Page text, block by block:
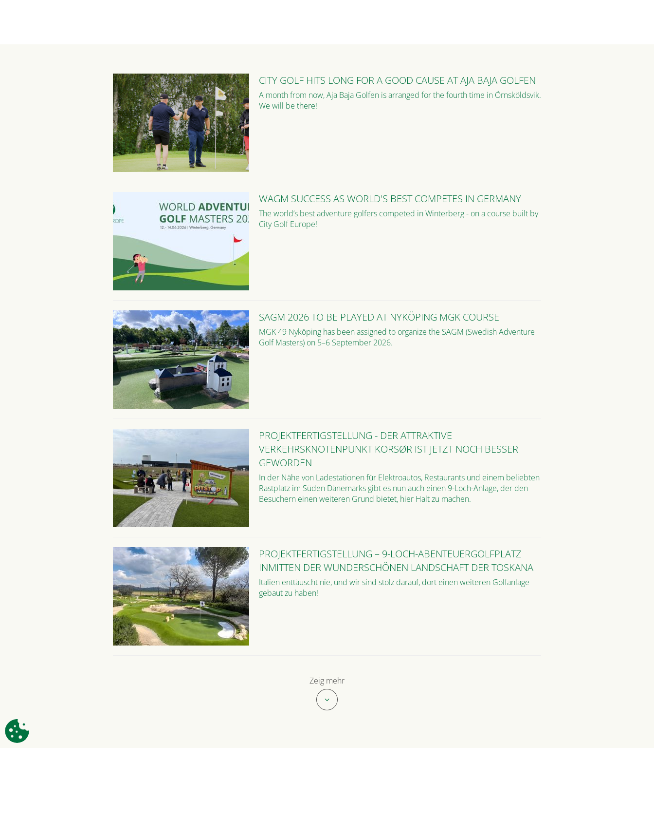
CITY GOLF HITS LONG FOR A GOOD CAUSE AT AJA BAJA GOLFEN
A month from now, Aja Baja Golfen is arranged for the fourth time in Örnsköldsvik.
We will be there!
WAGM SUCCESS AS WORLD'S BEST COMPETES IN GERMANY
The world’s best adventure golfers competed in Winterberg - on a course built by
City Golf Europe!
SAGM 2026 TO BE PLAYED AT NYKÖPING MGK COURSE
MGK 49 Nyköping has been assigned to organize the SAGM (Swedish Adventure
Golf Masters) on 5–6 September 2026.
PROJEKTFERTIGSTELLUNG - DER ATTRAKTIVE
VERKEHRSKNOTENPUNKT KORSØR IST JETZT NOCH BESSER
GEWORDEN
In der Nähe von Ladestationen für Elektroautos, Restaurants und einem beliebten
Rastplatz im Süden Dänemarks gibt es nun auch einen 9-Loch-Anlage, der den
Besuchern einen weiteren Grund bietet, hier Halt zu machen.
PROJEKTFERTIGSTELLUNG – 9-LOCH-ABENTEUERGOLFPLATZ
INMITTEN DER WUNDERSCHÖNEN LANDSCHAFT DER TOSKANA
Italien enttäuscht nie, und wir sind stolz darauf, dort einen weiteren Golfanlage
gebaut zu haben!
Zeig mehr